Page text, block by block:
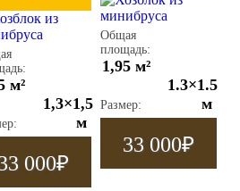
м²
1,3×1,5
м
000₽
Общая
площадь:
1,95 м²
Размер:
1.3×1.5
м
33 000₽